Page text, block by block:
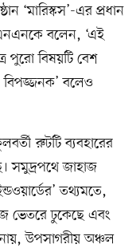
‘মারিস্কস’-এর প্রধান
বলেন, ‘এই
পুরো বিষয়টি বেশ
বিপজ্জনক’ বলেও
রুটটি ব্যবহারের
সমুদ্রপথে জাহাজ
তথ্যমতে,
ভেতরে ঢুকেছে এবং
উপসাগরীয় অঞ্চল